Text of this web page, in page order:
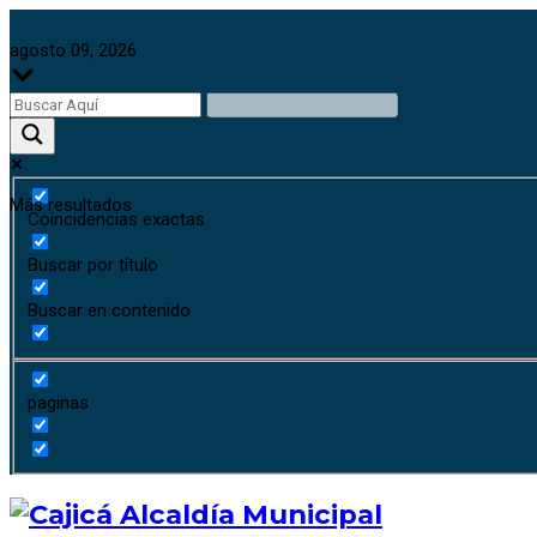
agosto 09, 2026
Más resultados
Coincidencias exactas
Buscar por título
Buscar en contenido
paginas